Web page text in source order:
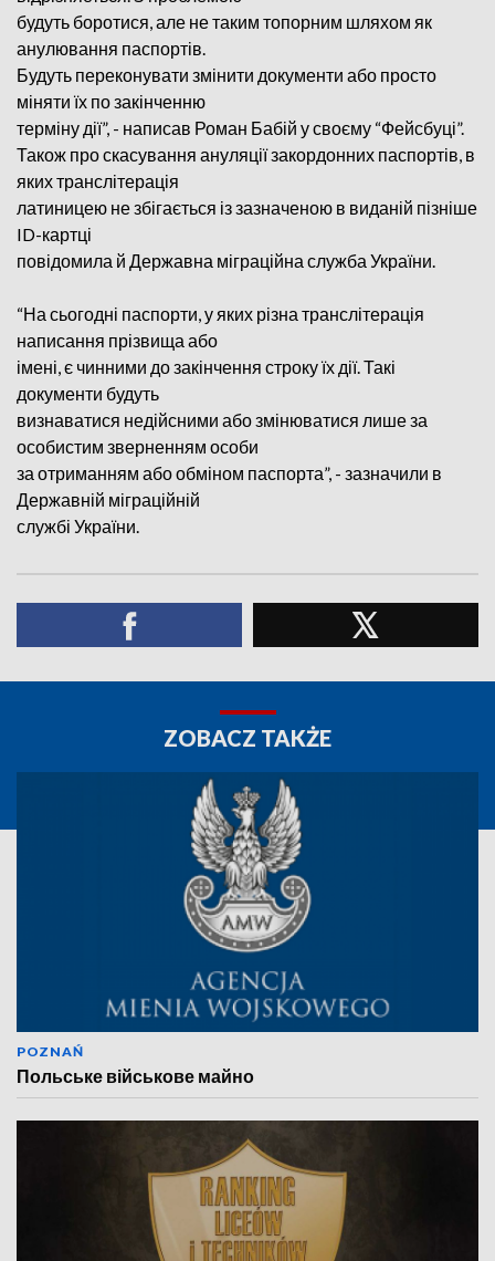
будуть боротися, але не таким топорним шляхом як
анулювання паспортів.
Будуть переконувати змінити документи або просто
міняти їх по закінченню
терміну дії”, - написав Роман Бабій у своєму “Фейсбуці”.
Також про скасування ануляції закордонних паспортів, в
яких транслітерація
латиницею не збігається із зазначеною в виданій пізніше
ID-картці
повідомила й Державна міграційна служба України.
“На сьогодні паспорти, у яких різна транслітерація
написання прізвища або
імені, є чинними до закінчення строку їх дії. Такі
документи будуть
визнаватися недійсними або змінюватися лише за
особистим зверненням особи
за отриманням або обміном паспорта”, - зазначили в
Державній міграційній
службі України.
ZOBACZ TAKŻE
POZNAŃ
Польське військове майно